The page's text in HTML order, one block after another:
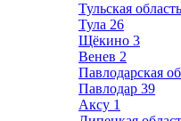
Тульская область
Тула 26
Щёкино 3
Венев 2
Павлодарская
Павлодар 39
Аксу 1